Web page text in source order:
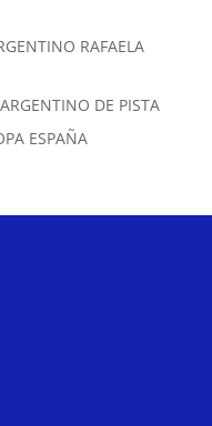
RAFAELA
DE PISTA
ESPAÑA